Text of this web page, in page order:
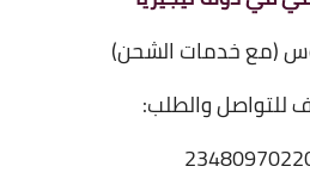
(مع خدمات الشحن)
للتواصل والطلب: